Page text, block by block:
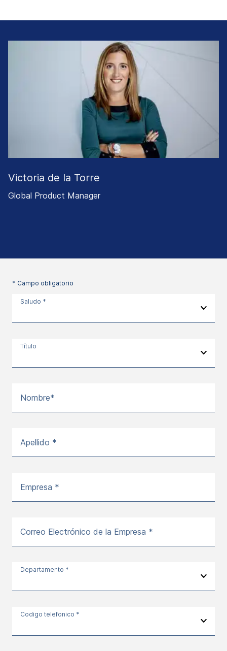
Victoria de la Torre
Global Product Manager
* Campo obligatorio
Saludo *
Título
Nombre*
Apellido *
Empresa *
Correo Electrónico de la Empresa *
Departamento *
Codigo telefonico *